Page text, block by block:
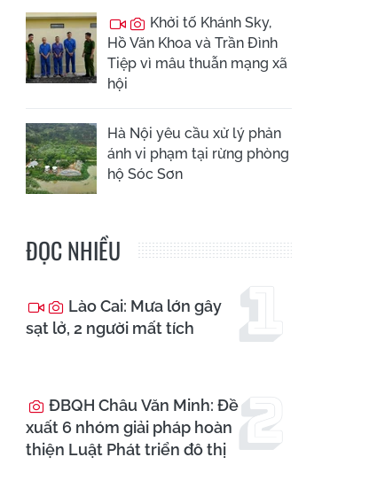
Khởi tố Khánh Sky,
Hồ Văn Khoa và Trần Đình
Tiệp vì mâu thuẫn mạng xã
hội
Hà Nội yêu cầu xử lý phản
ánh vi phạm tại rừng phòng
hộ Sóc Sơn
ĐỌC NHIỀU
Lào Cai: Mưa lớn gây
sạt lở, 2 người mất tích
ĐBQH Châu Văn Minh: Đề
xuất 6 nhóm giải pháp hoàn
thiện Luật Phát triển đô thị